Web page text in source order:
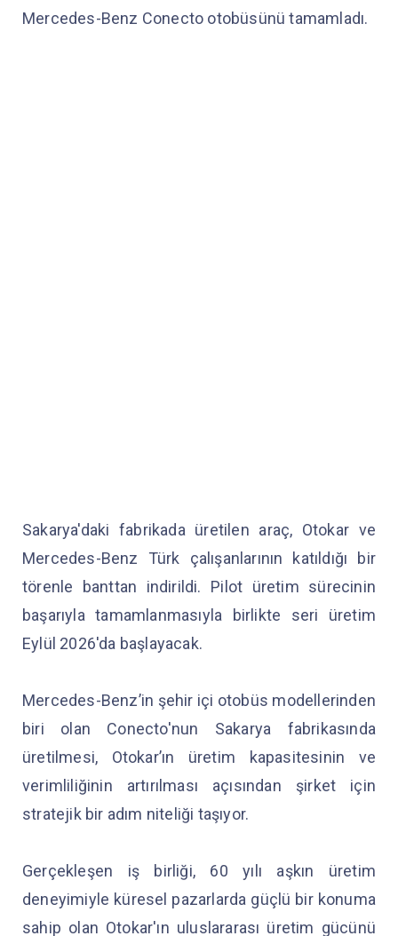
Mercedes-Benz Conecto otobüsünü tamamladı.
Sakarya'daki fabrikada üretilen araç, Otokar ve
Mercedes-Benz Türk çalışanlarının katıldığı bir
törenle banttan indirildi. Pilot üretim sürecinin
başarıyla tamamlanmasıyla birlikte seri üretim
Eylül 2026'da başlayacak.
Mercedes-Benz’in şehir içi otobüs modellerinden
biri olan Conecto'nun Sakarya fabrikasında
üretilmesi, Otokar’ın üretim kapasitesinin ve
verimliliğinin artırılması açısından şirket için
stratejik bir adım niteliği taşıyor.
Gerçekleşen iş birliği, 60 yılı aşkın üretim
deneyimiyle küresel pazarlarda güçlü bir konuma
sahip olan Otokar'ın uluslararası üretim gücünü